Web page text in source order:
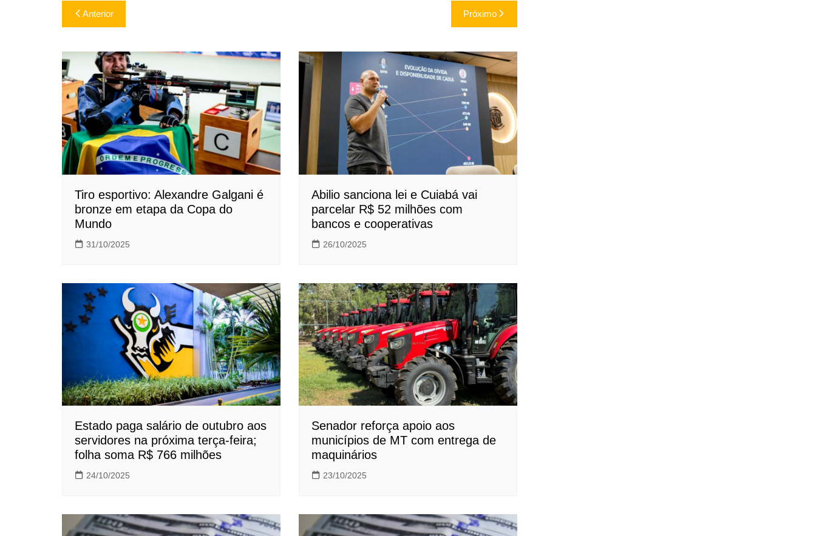
Navegação
de
Post
Anterior Próximo
Tiro esportivo: Alexandre Galgani é
bronze em etapa da Copa do
Mundo
31/10/2025
Abilio sanciona lei e Cuiabá vai
parcelar R$ 52 milhões com
bancos e cooperativas
26/10/2025
Estado paga salário de outubro aos
servidores na próxima terça-feira;
folha soma R$ 766 milhões
24/10/2025
Senador reforça apoio aos
municípios de MT com entrega de
maquinários
23/10/2025